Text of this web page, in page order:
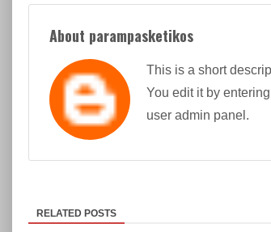
About parampasketikos
This is a short
You edit it by
user admin panel.
RELATED POSTS